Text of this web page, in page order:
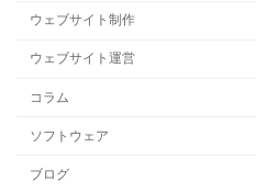
ウェブサイト制作
ウェブサイト運営
コラム
ソフトウェア
ブログ